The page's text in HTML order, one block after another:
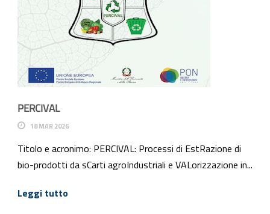
PERCIVAL
18 MAR 2026
Titolo e acronimo: PERCIVAL: Processi di EstRazione di
bio-prodotti da sCarti agroIndustriali e VALorizzazione in...
Leggi tutto